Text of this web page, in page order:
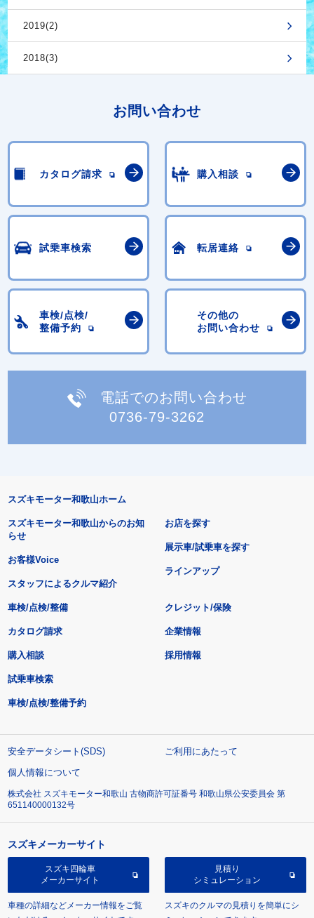
2019(2)
2018(3)
お問い合わせ
カタログ請求 購入相談
試乗車検索 転居連絡
車検/点検/
整備予約
その他の
お問い合わせ
電話でのお問い合わせ
0736-79-3262
スズキモーター和歌山ホーム
スズキモーター和歌山からのお知
らせ
お客様Voice
スタッフによるクルマ紹介
お店を探す
展示車/試乗車を探す
ラインアップ
車検/点検/整備 クレジット/保険
カタログ請求
購入相談
試乗車検索
車検/点検/整備予約
企業情報
採用情報
安全データシート(SDS)
ご利用にあたって
個人情報について
株式会社 スズキモーター和歌山 古物商許可証番号 和歌山県公安委員会 第
651140000132号
スズキメーカーサイト
スズキ四輪車
メーカーサイト
車種の詳細などメーカー情報をご覧
見積り
シミュレーション
スズキのクルマの見積りを簡単にシ